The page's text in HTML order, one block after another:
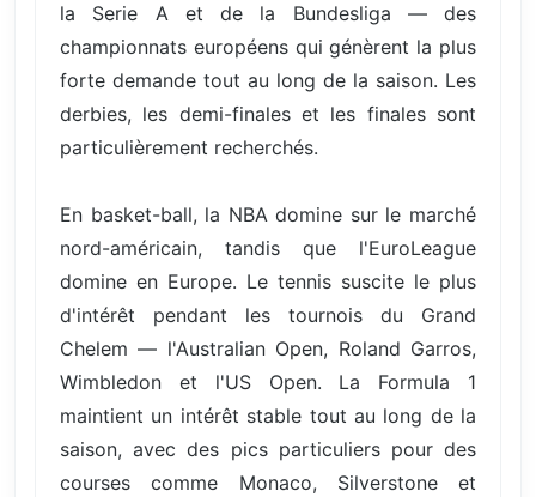
la Serie A et de la Bundesliga — des
championnats européens qui génèrent la plus
forte demande tout au long de la saison. Les
derbies, les demi-finales et les finales sont
particulièrement recherchés.
En basket-ball, la NBA domine sur le marché
nord-américain, tandis que l'EuroLeague
domine en Europe. Le tennis suscite le plus
d'intérêt pendant les tournois du Grand
Chelem — l'Australian Open, Roland Garros,
Wimbledon et l'US Open. La Formula 1
maintient un intérêt stable tout au long de la
saison, avec des pics particuliers pour des
courses comme Monaco, Silverstone et